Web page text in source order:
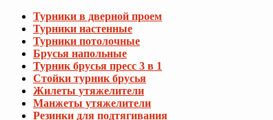
Турники в дверной проем
Турники настенные
Турники потолочные
Брусья напольные
Турник брусья пресс 3 в 1
Стойки турник брусья
Жилеты утяжелители
Манжеты утяжелители
Резинки для подтягивания